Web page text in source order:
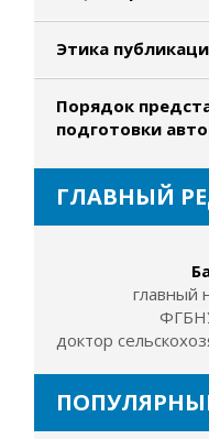
Этика
Порядок
подготовки
ГЛАВНЫЙ
главный
доктор